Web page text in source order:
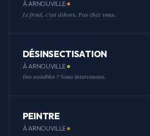
À ARNOUVILLE
Le froid, c'est dehors. Pas chez vous.
DÉSINSECTISATION
À ARNOUVILLE
Des nuisibles ? Nous intervenons.
PEINTRE
À ARNOUVILLE